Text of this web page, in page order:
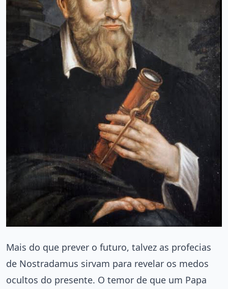
Mais do que prever o futuro, talvez as profecias
de Nostradamus sirvam para revelar os medos
ocultos do presente. O temor de que um Papa